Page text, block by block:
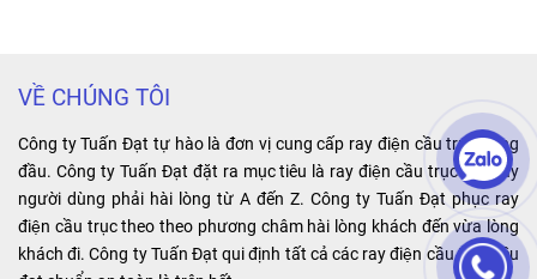
Sản xuất: Hàn
thống điện của
dây vào và 3
dây ra. Lợi ích:
tiết kiệm không
gian, dễ lắp đặt
và bảo trì.
VỀ CHÚNG TÔI
Công ty Tuấn Đạt tự hào là đơn vị cung cấp ray điện cầu trục hàng
đầu. Công ty Tuấn Đạt đặt ra mục tiêu là ray điện cầu trục đến tay
người dùng phải hài lòng từ A đến Z. Công ty Tuấn Đạt phục ray
điện cầu trục theo theo phương châm hài lòng khách đến vừa lòng
khách đi. Công ty Tuấn Đạt qui định tất cả các ray điện cầu trục đều